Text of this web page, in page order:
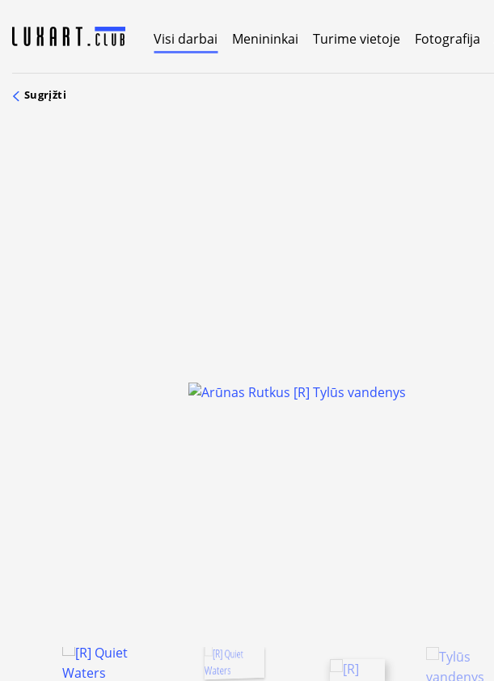
content
Visi darbai Menininkai Turime vietoje Fotografija
Sugrįžti